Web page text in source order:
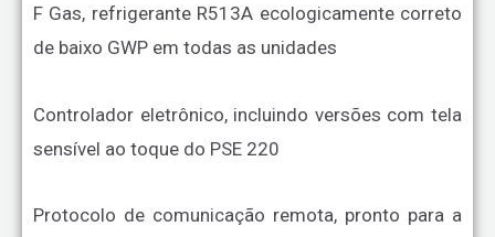
F Gas, refrigerante R513A ecologicamente correto
de baixo GWP em todas as unidades
Controlador eletrônico, incluindo versões com tela
sensível ao toque do PSE 220
Protocolo de comunicação remota, pronto para a